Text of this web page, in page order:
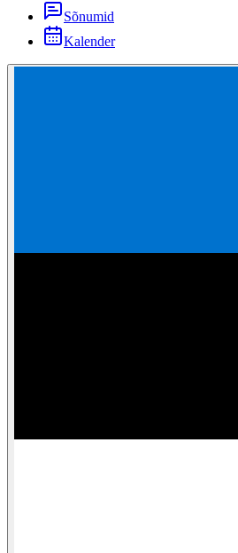
Sõnumid
Kalender